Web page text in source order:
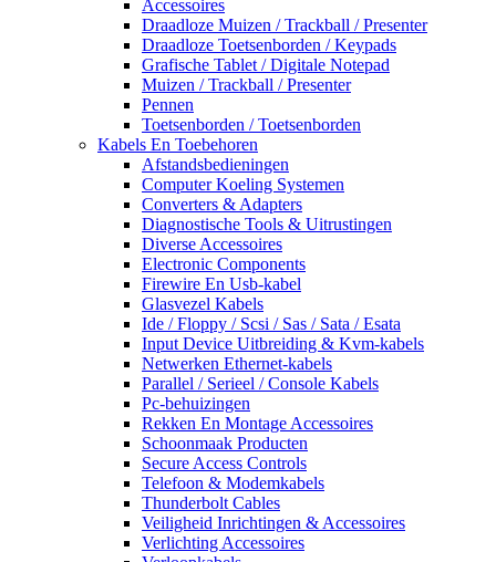
Accessoires
Draadloze Muizen / Trackball / Presenter
Draadloze Toetsenborden / Keypads
Grafische Tablet / Digitale Notepad
Muizen / Trackball / Presenter
Pennen
Toetsenborden / Toetsenborden
Kabels En Toebehoren
Afstandsbedieningen
Computer Koeling Systemen
Converters & Adapters
Diagnostische Tools & Uitrustingen
Diverse Accessoires
Electronic Components
Firewire En Usb-kabel
Glasvezel Kabels
Ide / Floppy / Scsi / Sas / Sata / Esata
Input Device Uitbreiding & Kvm-kabels
Netwerken Ethernet-kabels
Parallel / Serieel / Console Kabels
Pc-behuizingen
Rekken En Montage Accessoires
Schoonmaak Producten
Secure Access Controls
Telefoon & Modemkabels
Thunderbolt Cables
Veiligheid Inrichtingen & Accessoires
Verlichting Accessoires